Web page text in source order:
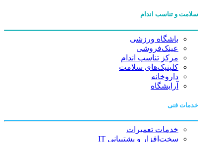
سلامت و تناسب اندام
باشگاه ورزشی
عینک‌فروشی
مرکز تناسب اندام
کلینیک‌های سلامت
داروخانه
آرایشگاه
خدمات فنی
خدمات تعمیرات
سخت‌افزار و پشتیبانی IT